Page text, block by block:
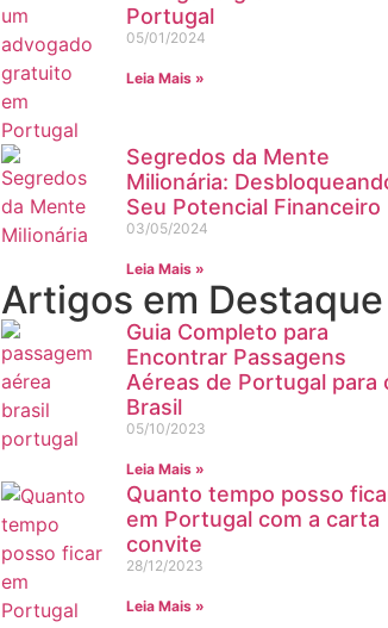
Portugal
05/01/2024
Leia Mais »
Segredos da Mente
Milionária:
Seu Potencial Financeiro
03/05/2024
Leia Mais »
Artigos em Destaque
Guia Completo para
Encontrar Passagens
Aéreas de Portugal para
Brasil
05/10/2023
Leia Mais »
Quanto tempo posso
em Portugal com a carta
convite
28/12/2023
Leia Mais »